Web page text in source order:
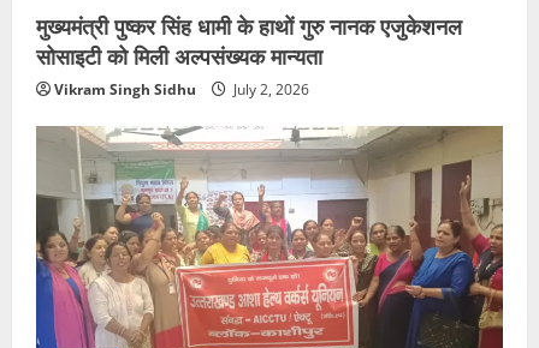
मुख्यमंत्री पुष्कर सिंह धामी के हाथों गुरु नानक एजुकेशनल
सोसाइटी को मिली अल्पसंख्यक मान्यता
Vikram Singh Sidhu July 2, 2026